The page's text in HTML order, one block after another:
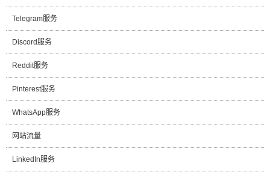
Telegram服务
Discord服务
Reddit服务
Pinterest服务
WhatsApp服务
网站流量
LinkedIn服务